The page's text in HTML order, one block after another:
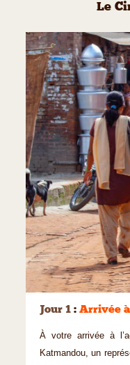
Le
Jour 1 : Arrivée
À votre arrivée à
Katmandou, un